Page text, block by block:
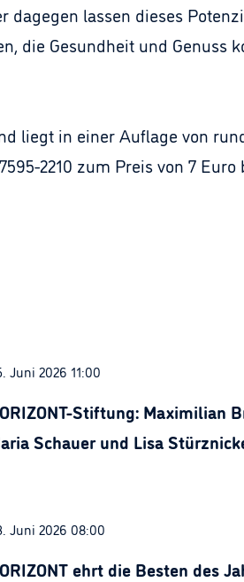
dagegen lassen dieses
die Gesundheit und Genuss
liegt in einer Auflage von
2210 zum Preis von 7
Juni 2026 11:00
Stiftung: Maximilian
Schauer und Lisa
Juni 2026 08:00
ehrt die Besten des